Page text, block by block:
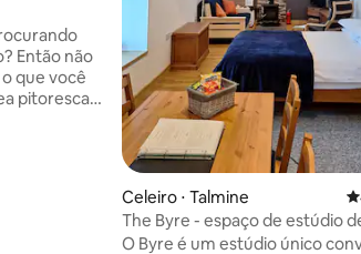
que você
Celeiro ⋅ Talmine
The Byre - espaço de estúdio
Talmine NC500/Praia
O Byre é um estúdio único